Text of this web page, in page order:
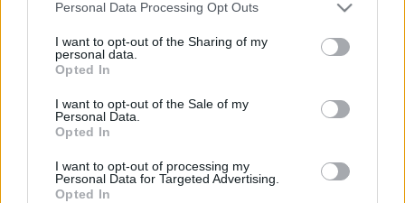
Please note that this website/app uses one or more Google
not limited to your visit or usage behaviour. You may click to
grant or deny consent to Google and its third-party tags to
use your data for below specified purposes in below Google
consent section.
Personal Data Processing Opt Outs
I want to opt-out of the Sharing of my
personal data.
Opted In
I want to opt-out of the Sale of my
Personal Data.
Opted In
I want to opt-out of processing my
Personal Data for Targeted Advertising.
Opted In
Színészklubban.
Misztrál együttesad koncertet színpadunkon.
Az 1997-ben alakult
zenésíti meg sajátos és egyéni hangon. Dalaikban
ötvöződik a történelem, a hagyomány egy